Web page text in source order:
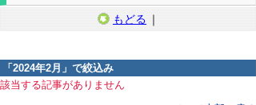
もどる ｜
「 2024年2月 」で絞込み
該当する記事がありません